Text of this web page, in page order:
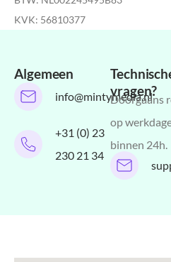
KVK: 56810377
Algemeen
info@mintymedia.nl
+31 (0) 23
230 21 34
vragen?
Doorgaans
op
binnen 24h.